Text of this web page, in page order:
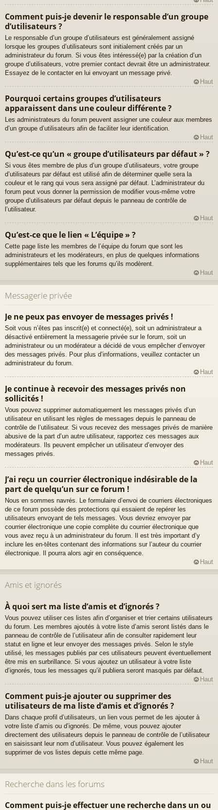
Comment puis-je devenir le responsable d’un groupe
d’utilisateurs ?
Le responsable d’un groupe d’utilisateurs est généralement assigné
lorsque les groupes d’utilisateurs sont initialement créés par un
administrateur du forum. Si vous êtes intéressé(e) par la création d’un
groupe d’utilisateurs, votre premier contact devrait être un administrateur.
Essayez de le contacter en lui envoyant un message privé.
Haut
Pourquoi certains groupes d’utilisateurs
apparaissent dans une couleur différente ?
Les administrateurs du forum peuvent assigner une couleur aux membres
d’un groupe d’utilisateurs afin de faciliter leur identification.
Haut
Qu’est-ce qu’un « groupe d’utilisateurs par défaut » ?
Si vous êtes membre de plus d’un groupe d’utilisateurs, votre groupe
d’utilisateurs par défaut est utilisé afin de déterminer quelle sera la
couleur et le rang qui vous sera assigné par défaut. L’administrateur du
forum peut vous donner la permission de modifier vous-même votre
groupe d’utilisateurs par défaut depuis le panneau de contrôle de
l’utilisateur.
Haut
Qu’est-ce que le lien « L’équipe » ?
Cette page liste les membres de l’équipe du forum que sont les
administrateurs et les modérateurs, en plus de quelques informations
supplémentaires tels que les forums qu’ils modèrent.
Haut
Messagerie privée
Je ne peux pas envoyer de messages privés !
Soit vous n’êtes pas inscrit(e) et connecté(e), soit un administrateur a
désactivé entièrement la messagerie privée sur le forum, soit un
administrateur ou un modérateur a décidé de vous empêcher d’envoyer
des messages privés. Pour plus d’informations, veuillez contacter un
administrateur du forum.
Haut
Je continue à recevoir des messages privés non
sollicités !
Vous pouvez supprimer automatiquement les messages privés d’un
utilisateur en utilisant les règles de messages depuis le panneau de
contrôle de l’utilisateur. Si vous recevez des messages privés de manière
abusive de la part d’un autre utilisateur, rapportez ces messages aux
modérateurs. Ils peuvent empêcher un utilisateur d’envoyer des
messages privés.
Haut
J’ai reçu un courrier électronique indésirable de la
part de quelqu’un sur ce forum !
Nous en sommes navrés. Le formulaire d’envoi de courriers électroniques
de ce forum possède des protections qui essaient de repérer les
utilisateurs envoyant de tels messages. Vous devriez envoyer par
courrier électronique une copie complète du courrier électronique que
vous avez reçu à un administrateur du forum. Il est très important d’y
inclure les en-têtes contenant des informations sur l’auteur du courrier
électronique. Il pourra alors agir en conséquence.
Haut
Amis et ignorés
À quoi sert ma liste d’amis et d’ignorés ?
Vous pouvez utiliser ces listes afin d’organiser et trier certains utilisateurs
du forum. Les membres ajoutés à votre liste d’amis seront listés dans le
panneau de contrôle de l’utilisateur afin de consulter rapidement leur
statut en ligne et leur envoyer des messages privés. Selon le style
utilisé, les messages publiés par ces utilisateurs peuvent éventuellement
être mis en surbrillance. Si vous ajoutez un utilisateur à votre liste
d’ignorés, tous les messages qu’il publiera seront masqués par défaut.
Haut
Comment puis-je ajouter ou supprimer des
utilisateurs de ma liste d’amis et d’ignorés ?
Dans chaque profil d’utilisateurs, un lien vous permet de les ajouter à
votre liste d’amis ou d’ignorés. De même, vous pouvez ajouter
directement des utilisateurs depuis le panneau de contrôle de l’utilisateur
en saisissant leur nom d’utilisateur. Vous pouvez également les
supprimer de vos listes depuis cette même page.
Haut
Recherche dans les forums
Comment puis-je effectuer une recherche dans un ou